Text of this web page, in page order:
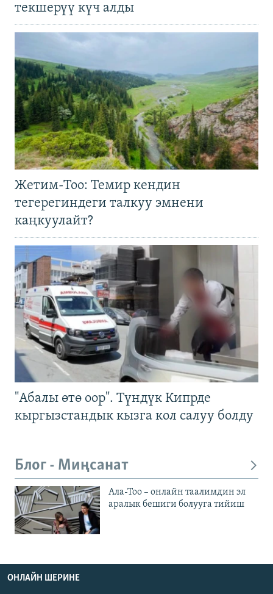
текшерүү күч алды
Жетим-Тоо: Темир кендин
тегерегиндеги талкуу эмнени
каңкуулайт?
"Абалы өтө оор". Түндүк Кипрде
кыргызстандык кызга кол салуу болду
Блог - Миңсанат
Ала-Тоо – онлайн таалимдин эл
аралык бешиги болууга тийиш
ОНЛАЙН ШЕРИНЕ